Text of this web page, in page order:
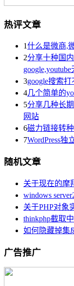
热评文章
1什么是微商,
2分享十种国
3google搜索
4几个简单的
5分享几种长
网站
6磁力链接转
7WordPress独
随机文章
关于现在的摩
windows
关于PHP对象
thinkphp截取
如何隐藏掉集
广告推广